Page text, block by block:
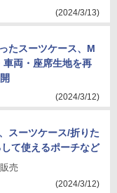
(2024/3/13)
たスーツケース、M
両・座席生地を再
(2024/3/12)
スーツケース/折りた
て使えるポーチなど
売
(2024/3/12)